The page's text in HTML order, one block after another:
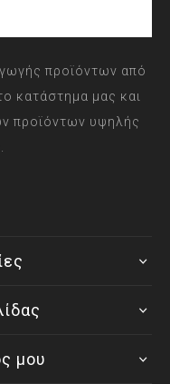
προϊόντων από
κατάστημα μας και
προϊόντων υψηλής
μου